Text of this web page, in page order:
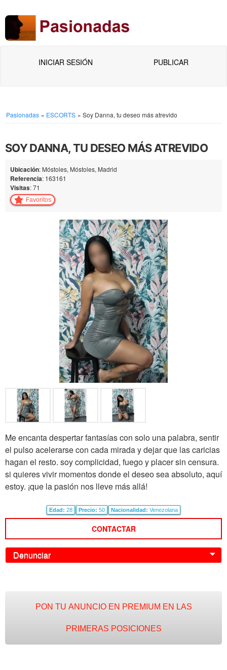
INICIAR SESIÓN PUBLICAR
Pasionadas » ESCORTS » Soy Danna, tu deseo más atrevido
SOY DANNA, TU DESEO MÁS ATREVIDO
Ubicación: Móstoles, Móstoles, Madrid
Referencia: 163161
Visitas: 71
Favoritos
Me encanta despertar fantasías con solo una palabra, sentir
el pulso acelerarse con cada mirada y dejar que las caricias
hagan el resto. soy complicidad, fuego y placer sin censura.
si quieres vivir momentos donde el deseo sea absoluto, aquí
estoy. ¡que la pasión nos lleve más allá!
Edad: 28 Precio: 50 Nacionalidad: Venezolana
CONTACTAR
Denunciar 0
PON TU ANUNCIO EN PREMIUM EN LAS
PRIMERAS POSICIONES